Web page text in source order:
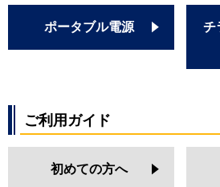
ポータブル電源
チ
ご利用ガイド
初めての方へ